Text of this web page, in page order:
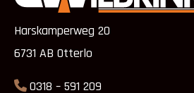
Harskamperweg 20
6731 AB Otterlo
0318 – 591 209